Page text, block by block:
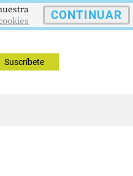
5,81 %
▼ 0.12
DTF
Dep. Término Fijo
12,48 %
▲ 0.05
Suscríbete
CONTINUAR